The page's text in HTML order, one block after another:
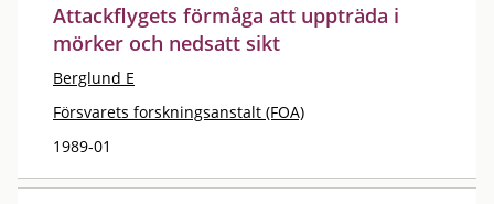
Attackflygets förmåga att uppträda i
mörker och nedsatt sikt
Berglund E
Försvarets forskningsanstalt (FOA)
1989-01